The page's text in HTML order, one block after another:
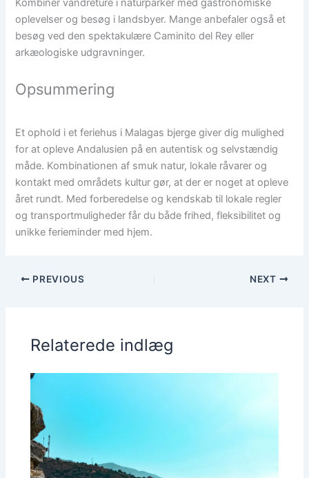
Kombinér vandreture i naturparker med gastronomiske
oplevelser og besøg i landsbyer. Mange anbefaler også et
besøg ved den spektakulære Caminito del Rey eller
arkæologiske udgravninger.
Opsummering
Et ophold i et feriehus i Malagas bjerge giver dig mulighed
for at opleve Andalusien på en autentisk og selvstændig
måde. Kombinationen af smuk natur, lokale råvarer og
kontakt med områdets kultur gør, at der er noget at opleve
året rundt. Med forberedelse og kendskab til lokale regler
og transportmuligheder får du både frihed, fleksibilitet og
unikke ferieminder med hjem.
PREVIOUS NEXT
Relaterede indlæg